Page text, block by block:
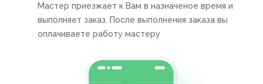
Мастер приезжает к Вам в назначеное время и
выполняет заказ. После выполнения заказа вы
оплачиваете работу мастеру